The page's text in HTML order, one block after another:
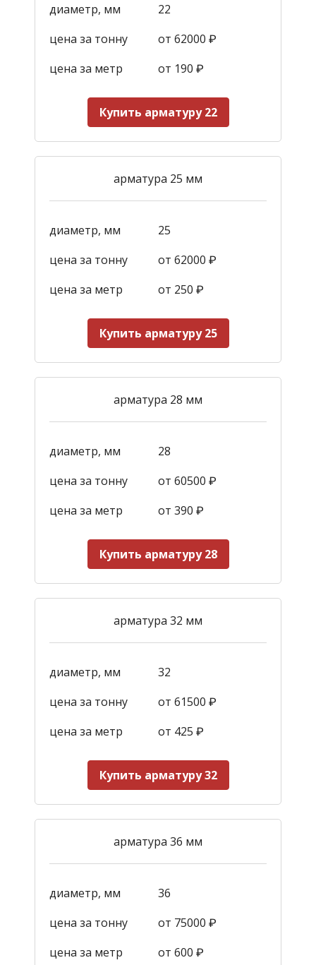
диаметр, мм
22
цена за тонну
от 62000 ₽
цена за метр
от 190 ₽
Купить арматуру 22
арматура 25 мм
диаметр, мм
25
цена за тонну
от 62000 ₽
цена за метр
от 250 ₽
Купить арматуру 25
арматура 28 мм
диаметр, мм
28
цена за тонну
от 60500 ₽
цена за метр
от 390 ₽
Купить арматуру 28
арматура 32 мм
диаметр, мм
32
цена за тонну
от 61500 ₽
цена за метр
от 425 ₽
Купить арматуру 32
арматура 36 мм
диаметр, мм
36
цена за тонну
от 75000 ₽
цена за метр
от 600 ₽